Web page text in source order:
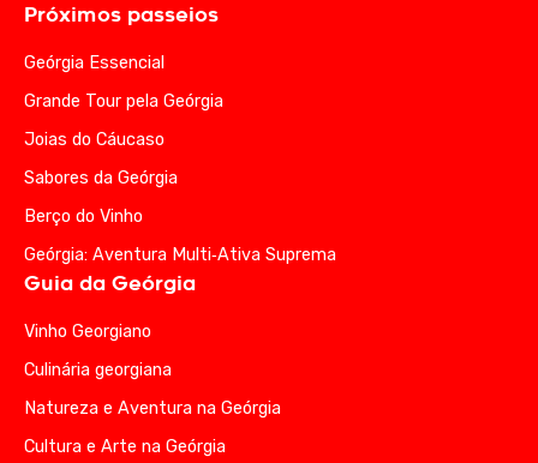
Próximos passeios
Geórgia Essencial
Grande Tour pela Geórgia
Joias do Cáucaso
Sabores da Geórgia
Berço do Vinho
Geórgia: Aventura Multi‑Ativa Suprema
Guia da Geórgia
Vinho Georgiano
Culinária georgiana
Natureza e Aventura na Geórgia
Cultura e Arte na Geórgia